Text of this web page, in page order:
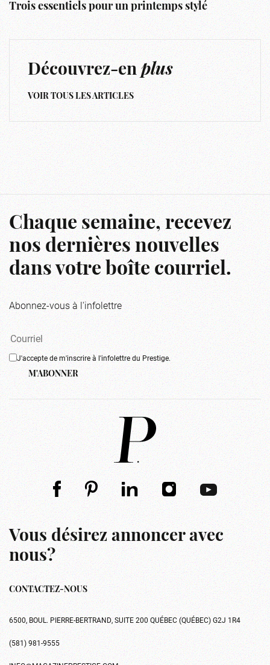
Trois essentiels pour un printemps stylé
Découvrez-enplus
VOIR TOUS LES ARTICLES
Chaque semaine, recevez
nos dernières nouvelles
dans votre boîte courriel.
Abonnez-vous à l'infolettre
J'accepte de m'inscrire à l'infolettre du Prestige.
M'ABONNER
Vous désirez annoncer avec
nous?
CONTACTEZ-NOUS
6500, BOUL. PIERRE-BERTRAND, SUITE 200 QUÉBEC (QUÉBEC) G2J 1R4
(581) 981-9555